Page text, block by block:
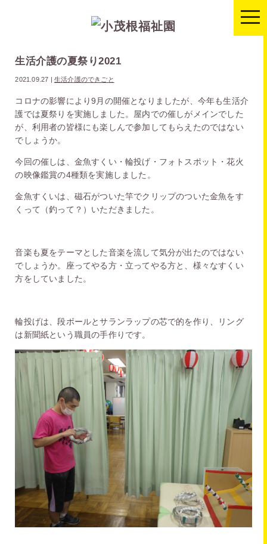
生活介護の夏祭り2021
2021.09.27 | 生活介護のできごと
コロナの影響により9月の開催となりましたが、今年も生活介
護では夏祭りを実施しました。屋内での催しがメインでした
が、利用者の皆様にも楽しんで参加してもらえたのではない
でしょうか。
今回の催しは、金魚すくい・輪投げ・フォトスポット・花火
の映像鑑賞の4種類を実施しました。
金魚すくいは、磁石がついた竿でクリップのついた金魚をす
くって（釣って？）いただきました。
音楽も夏をテーマとした音楽を流して気分が出たのではない
でしょうか。座ってやる方・立ってやる方と、様々なすくい
方をしていました。
輪投げは、段ボールとサランラップの芯で的を作り、リング
は新聞紙という職員の手作りです。